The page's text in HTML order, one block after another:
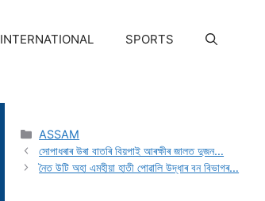
INTERNATIONAL SPORTS
ASSAM
সোপাধৰাৰ উৰা বাতৰি বিয়পাই আৰক্ষীৰ জালত দুজন…
নৈত উটি অহা এমহীয়া হাতী পোৱালি উদ্ধাৰ বন বিভাগৰ…